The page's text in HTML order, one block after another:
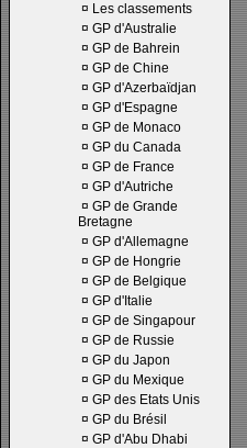
¤ Les classements
¤ GP d'Australie
¤ GP de Bahrein
¤ GP de Chine
¤ GP d'Azerbaïdjan
¤ GP d'Espagne
¤ GP de Monaco
¤ GP du Canada
¤ GP de France
¤ GP d'Autriche
¤ GP de Grande
Bretagne
¤ GP d'Allemagne
¤ GP de Hongrie
¤ GP de Belgique
¤ GP d'Italie
¤ GP de Singapour
¤ GP de Russie
¤ GP du Japon
¤ GP du Mexique
¤ GP des Etats Unis
¤ GP du Brésil
¤ GP d'Abu Dhabi